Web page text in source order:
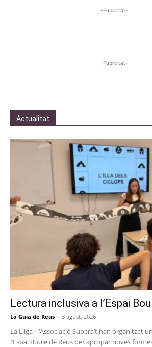
-Publicitat-
-Publicitat-
Actualitat
Lectura inclusiva a l’Espai
La Guia de Reus - 3 agost, 2026
La Lliga i l’Associació Supera’t han organitzat
l’Espai Boule de Reus per apropar noves